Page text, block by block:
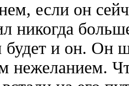
если он
никогда
будет и он. Он
нежеланием.